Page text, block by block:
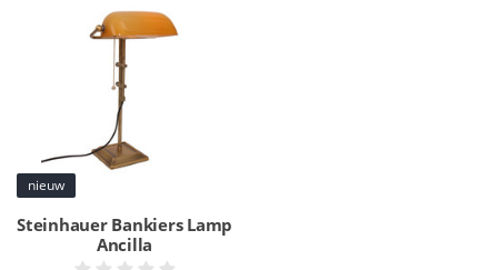
nieuw
Steinhauer Bankiers Lamp
Ancilla